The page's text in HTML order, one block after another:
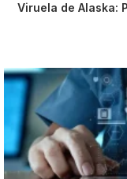
Viruela de Alaska: